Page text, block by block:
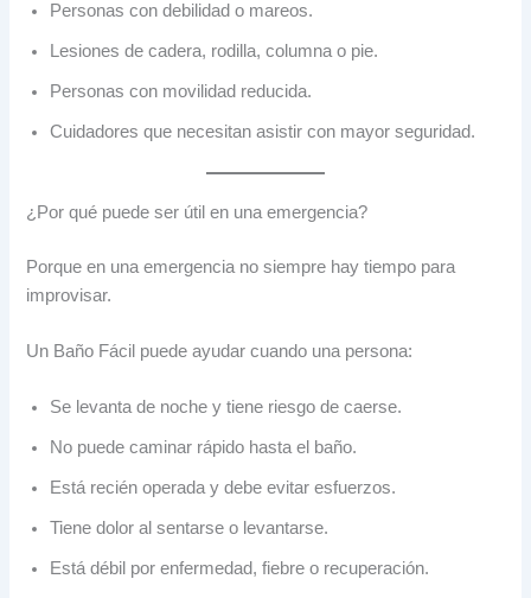
Personas con debilidad o mareos.
Lesiones de cadera, rodilla, columna o pie.
Personas con movilidad reducida.
Cuidadores que necesitan asistir con mayor seguridad.
¿Por qué puede ser útil en una emergencia?
Porque en una emergencia no siempre hay tiempo para
improvisar.
Un Baño Fácil puede ayudar cuando una persona:
Se levanta de noche y tiene riesgo de caerse.
No puede caminar rápido hasta el baño.
Está recién operada y debe evitar esfuerzos.
Tiene dolor al sentarse o levantarse.
Está débil por enfermedad, fiebre o recuperación.